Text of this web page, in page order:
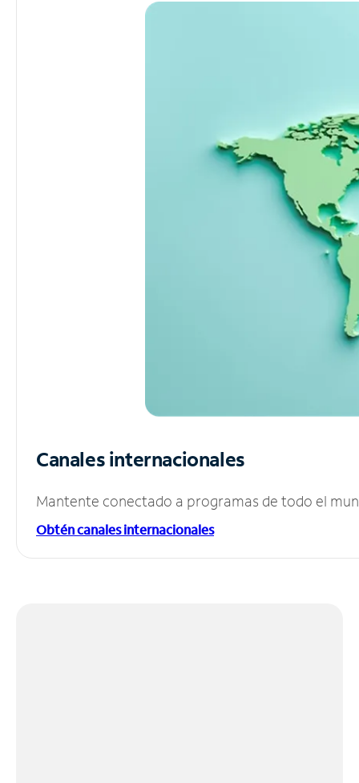
Canales internacionales
Mantente conectado a programas de todo el
Obtén canales internacionales